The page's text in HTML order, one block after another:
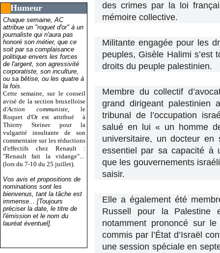
Humeur
Chaque semaine, AC
attribue un "roquet d'or" à un
journaliste qui n'aura pas
honoré son métier, que ce
soit par sa complaisance
politique envers les forces
de l'argent, son agressivité
corporatiste, son inculture,
ou sa bêtise, ou les quatre à
la fois.
Cette semaine, sur le conseil
avisé de la section bruxelloise
d'Action communiste , le
Roquet d'Or est attribué
à
Thierry Steiner pour la
vulgarité insultante de son
commentaire sur les réductions
d'effectifs chez Renault :
"Renault fait la vidange"...
(lors du 7-10 du 25 juillet).
Vos avis et propositions de
nominations sont les
bienvenus, tant la tâche est
immense... [Toujours
préciser la date, le titre de
l'émission et le nom du
lauréat éventuel].
des crimes par la loi
mémoire collective.
Militante engagée pour les
peuples, Gisèle Halimi s’est
droits du peuple palestinien.
Membre du collectif
grand dirigeant
tribunal de l’occupation
salué en lui « un homme
universitaire, un docteur en
essentiel par sa capacité à
que les gouvernements
saisir.
Elle a également été
Russell pour la Palestine
notamment prononcé sur
commis par l’État d’Israël
une session spéciale en